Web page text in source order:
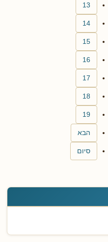
13
14
15
16
17
18
19
הבא
סיום